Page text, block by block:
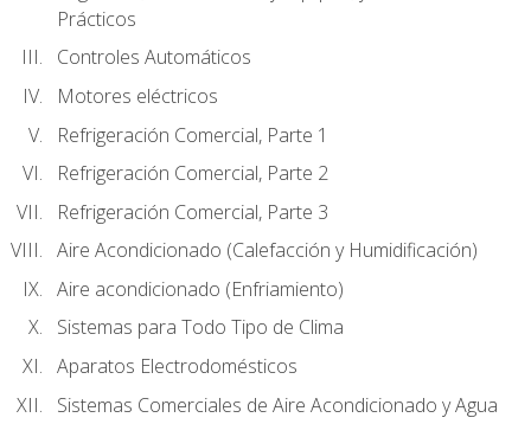
Prácticos
Controles Automáticos
Motores eléctricos
Refrigeración Comercial, Parte 1
Refrigeración Comercial, Parte 2
Refrigeración Comercial, Parte 3
Aire Acondicionado (Calefacción y Humidificación)
Aire acondicionado (Enfriamiento)
Sistemas para Todo Tipo de Clima
Aparatos Electrodomésticos
Sistemas Comerciales de Aire Acondicionado y Agua